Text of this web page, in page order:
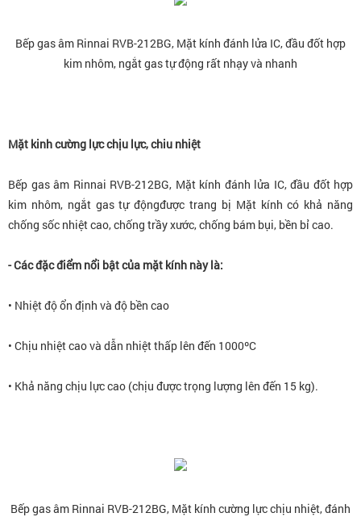
Bếp gas âm Rinnai RVB-212BG, Mặt kính đánh lửa IC, đầu đốt hợp
kim nhôm, ngắt gas tự động rất nhạy và nhanh
Mặt kinh cường lực chịu lực, chiu nhiệt
Bếp gas âm Rinnai RVB-212BG, Mặt kính đánh lửa IC, đầu đốt hợp
kim nhôm, ngắt gas tự độngđược trang bị Mặt kính có khả năng
chống sốc nhiệt cao, chống trầy xước, chống bám bụi, bền bỉ cao.
- Các đặc điểm nổi bật của mặt kính này là:
• Nhiệt độ ổn định và độ bền cao
• Chịu nhiệt cao và dẫn nhiệt thấp lên đến 1000ºC
• Khả năng chịu lực cao (chịu được trọng lượng lên đến 15 kg).
Bếp gas âm Rinnai RVB-212BG, Mặt kính cường lực chịu nhiệt, đánh